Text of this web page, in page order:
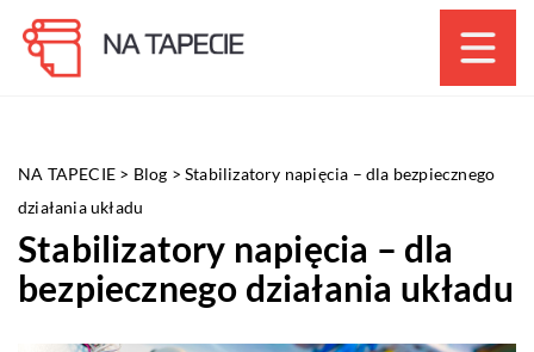
NA TAPECIE > Blog >Stabilizatory napięcia – dla bezpiecznego
działania układu
Stabilizatory napięcia – dla
bezpiecznego działania układu